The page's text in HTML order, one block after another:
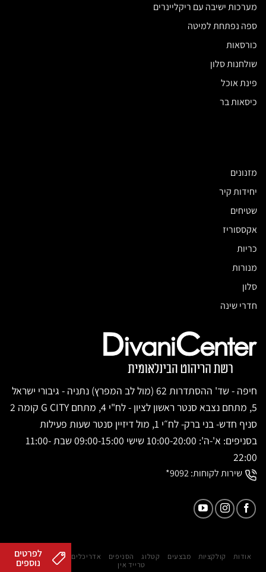
מערכות ישיבה עם ריקליינרים
ספה נפתחת למיטה
כורסאות
שולחנות סלון
פינת אוכל
כיסאות בר
מזנונים
יחידות קיר
שטיחים
אקססוריז
כריות
מנורות
סלון
חדרי שינה
חיפה - שד' ההסתדרות 62 (מול לב המפרץ) נתניה - גיבורי ישראל
5, מתחם נצבא סנטר ראשון לציון - לח"י 4, מתחם G CITY קומה 2
סניף חדש- בני ברק- לח״י 1, מול דיזיין סנטר שעות פעילות
בסניפים: א'-ה': 10:00-20:00 שישי 09:00-15:00 שבת 11:00-
22:00
שירות לקוחות:9092*
אודות קולקציות מבצעים קטלוג הסניפים אדריכלים ומעצבים
המגזין
טרייד אין
לפרטים
נוספים